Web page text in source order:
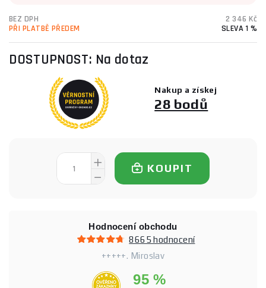
BEZ DPH
2 346 Kč
PŘI PLATBĚ PŘEDEM
SLEVA 1 %
DOSTUPNOST: Na dotaz
Nakup a získej
28 bodů
KOUPIT
Hodnocení obchodu
8665 hodnocení
+++++. Miroslav
95 %